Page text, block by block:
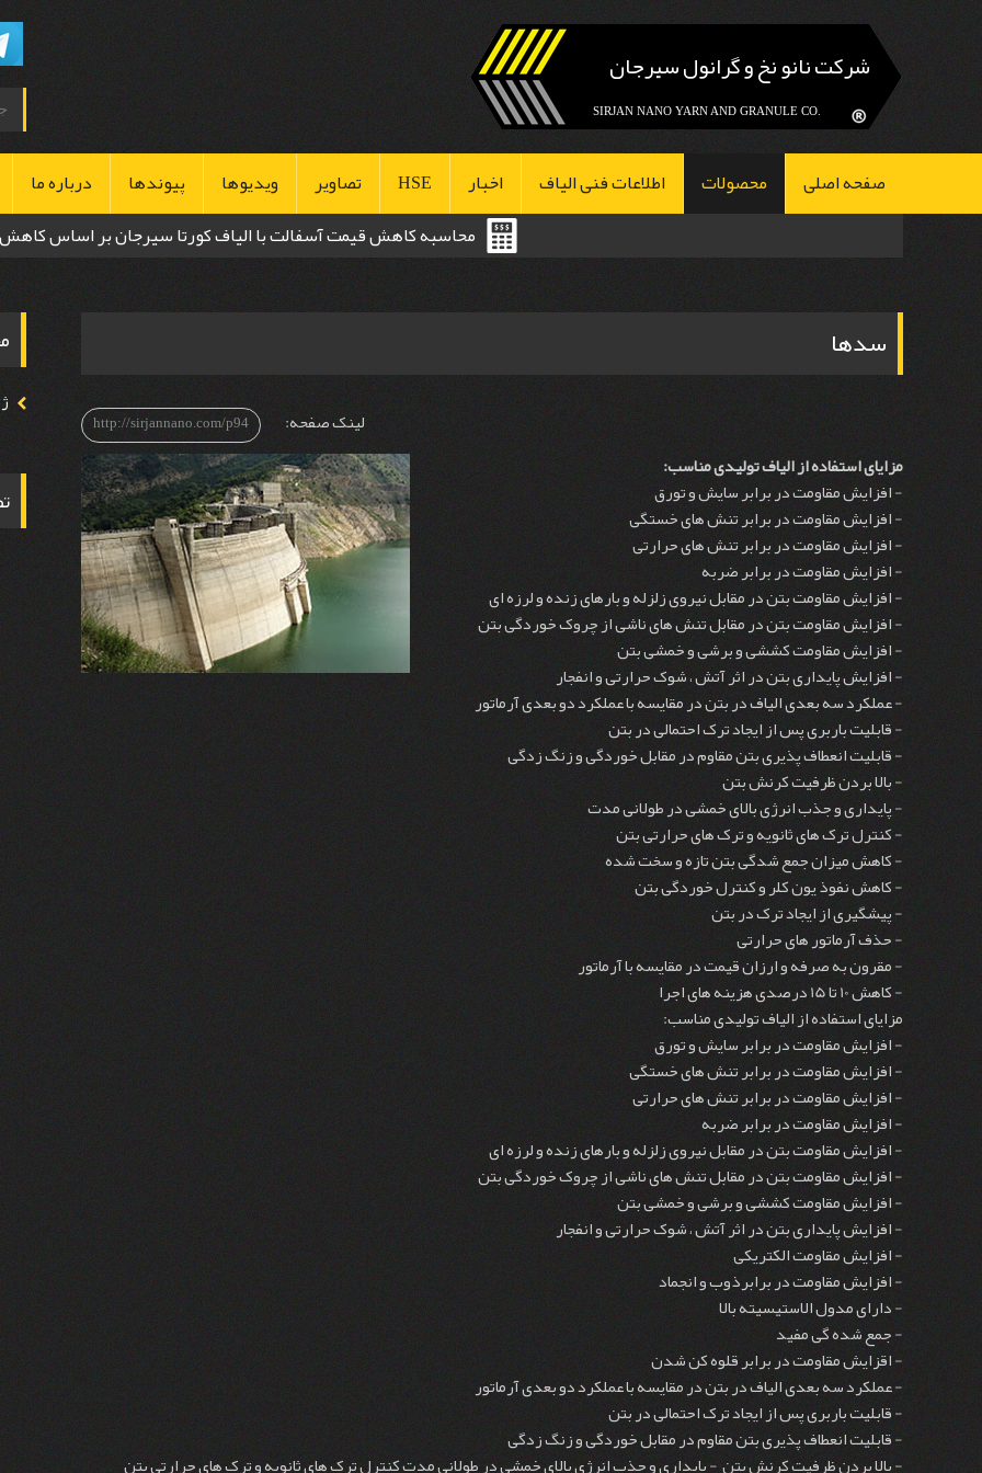
شرکت نانو نخ و گرانول سیرجان
صفحه اصلی محصولات اطلاعات فنی الیاف اخبار
HSE
بهداشت
تصاویر ویدیوها پیوندها
درباره ما
محاسبه کاهش قیمت آسفالت با الیاف کورتا سیرجان بر اساس کاهش
سدها
لینک صفحه: http://sirjannano.com/p94
مزایای استفاده از الیاف تولیدی مناسب:
- افزایش مقاومت در برابر سایش و تورق
- افزایش مقاومت در برابر تنش های خستگی
- افزایش مقاومت در برابر تنش های حرارتی
- افزایش مقاومت در برابر ضربه
- افزایش مقاومت بتن در مقابل نیروی زلزله و بارهای زنده و لرزه ای
- افزایش مقاومت بتن در مقابل تنش های ناشی از چروک خوردگی بتن
- افزایش مقاومت کششی و برشی و خمشی بتن
- افزایش پایداری بتن در اثر آتش ، شوک حرارتی و انفجار
- عملکرد سه بعدی الیاف در بتن در مقایسه با عملکرد دو بعدی آرماتور
- قابلیت باربری پس از ایجاد ترک احتمالی در بتن
- قابلیت انعطاف پذیری بتن مقاوم در مقابل خوردگی و زنگ زدگی
- بالا بردن ظرفیت کرنش بتن
- پایداری و جذب انرژی بالای خمشی در طولانی مدت
- کنترل ترک های ثانویه و ترک های حرارتی بتن
- کاهش میزان جمع شدگی بتن تازه و سخت شده
- کاهش نفوذ یون کلر و کنترل خوردگی بتن
- پیشگیری از ایجاد ترک در بتن
- حذف آرماتور های حرارتی
- مقرون به صرفه و ارزان قیمت در مقایسه با آرماتور
- کاهش 10 تا 15 درصدی هزینه های اجرا
مزایای استفاده از الیاف تولیدی مناسب:
- افزایش مقاومت در برابر سایش و تورق
- افزایش مقاومت در برابر تنش های خستگی
- افزایش مقاومت در برابر تنش های حرارتی
- افزایش مقاومت در برابر ضربه
- افزایش مقاومت بتن در مقابل نیروی زلزله و بارهای زنده و لرزه ای
- افزایش مقاومت بتن در مقابل تنش های ناشی از چروک خوردگی بتن
- افزایش مقاومت کششی و برشی و خمشی بتن
- افزایش پایداری بتن در اثر آتش ، شوک حرارتی و انفجار
- افزایش مقاومت الکتریکی
- افزایش مقاومت در برابرذوب و انجماد
- دارای مدول الاستیسیته بالا
- جمع شده گی مفید
- اقزایش مقاومت در برابر قلوه کن شدن
- عملکرد سه بعدی الیاف در بتن در مقایسه با عملکرد دو بعدی آرماتور
- قابلیت باربری پس از ایجاد ترک احتمالی در بتن
- قابلیت انعطاف پذیری بتن مقاوم در مقابل خوردگی و زنگ زدگی
- بالا بردن ظرفیت کرنش بتن - پایداری و جذب انرژی بالای خمشی در طولانی مدت کنترل ترک های ثانویه و ترک های حرارتی بتن